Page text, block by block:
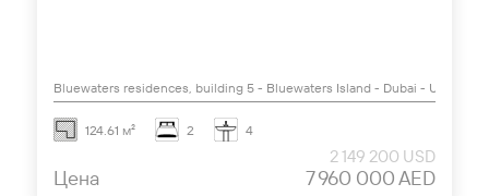
Bluewaters residences, building 5 - Bluewaters Island - Dubai - UAE
124.61 м² 2 4
Цена
2 149 200 USD
7 960 000 AED